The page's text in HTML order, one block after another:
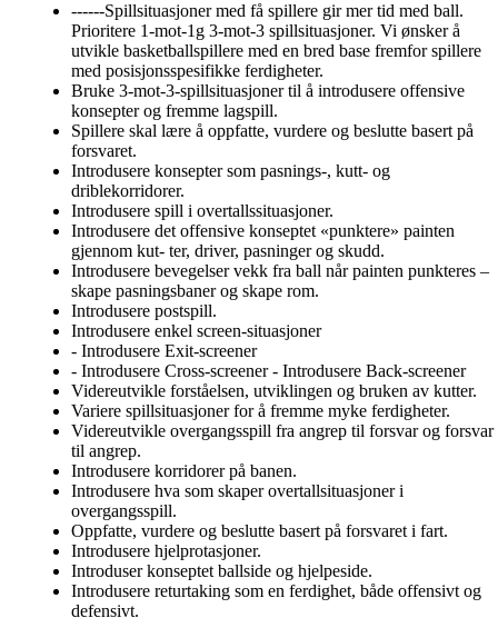
------Spillsituasjoner med få spillere gir mer tid med ball.
Prioritere 1-mot-1g 3-mot-3 spillsituasjoner. Vi ønsker å
utvikle basketballspillere med en bred base fremfor spillere
med posisjonsspesifikke ferdigheter.
Bruke 3-mot-3-spillsituasjoner til å introdusere offensive
konsepter og fremme lagspill.
Spillere skal lære å oppfatte, vurdere og beslutte basert på
forsvaret.
Introdusere konsepter som pasnings-, kutt- og
driblekorridorer.
Introdusere spill i overtallssituasjoner.
Introdusere det offensive konseptet «punktere» painten
gjennom kut- ter, driver, pasninger og skudd.
Introdusere bevegelser vekk fra ball når painten punkteres –
skape pasningsbaner og skape rom.
Introdusere postspill.
Introdusere enkel screen-situasjoner
- Introdusere Exit-screener
- Introdusere Cross-screener - Introdusere Back-screener
Videreutvikle forståelsen, utviklingen og bruken av kutter.
Variere spillsituasjoner for å fremme myke ferdigheter.
Videreutvikle overgangsspill fra angrep til forsvar og forsvar
til angrep.
Introdusere korridorer på banen.
Introdusere hva som skaper overtallsituasjoner i
overgangsspill.
Oppfatte, vurdere og beslutte basert på forsvaret i fart.
Introdusere hjelprotasjoner.
Introduser konseptet ballside og hjelpeside.
Introdusere returtaking som en ferdighet, både offensivt og
defensivt.